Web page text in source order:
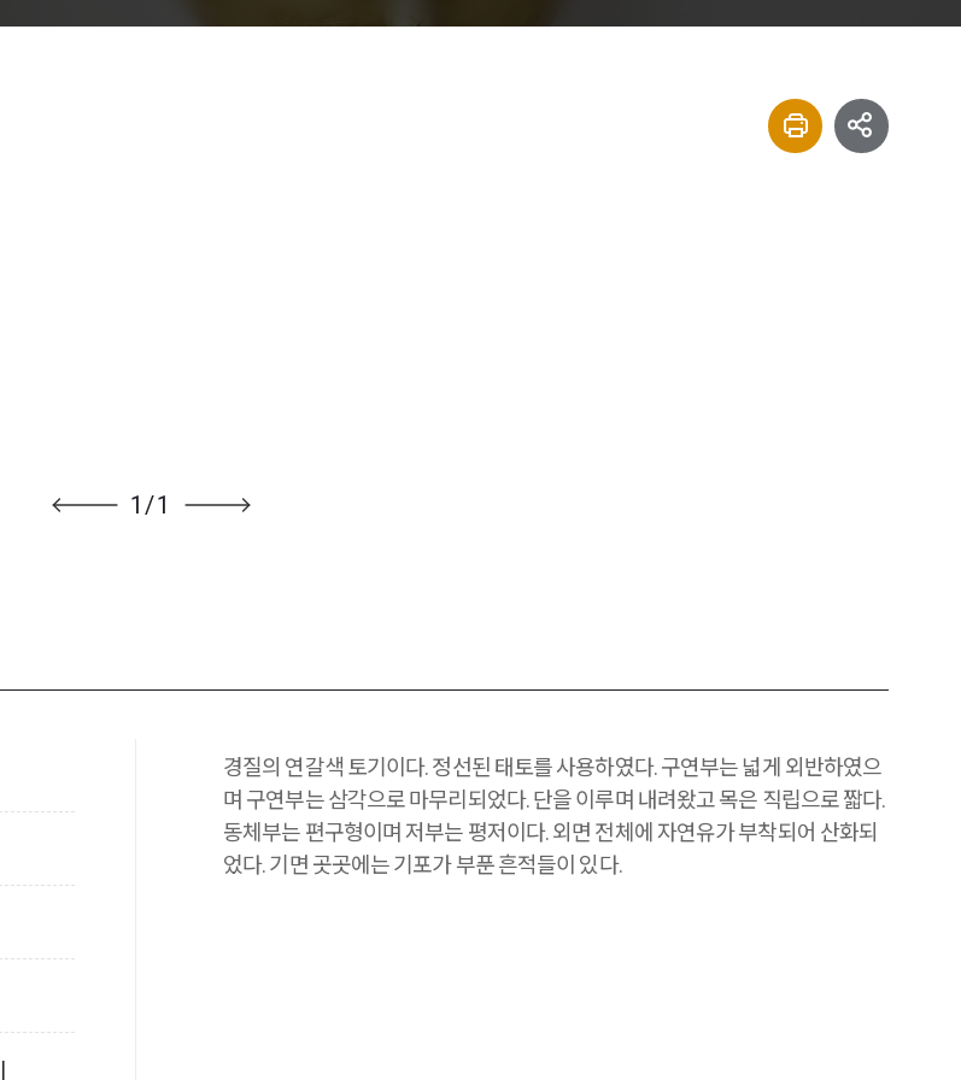
1/1
경질의 연갈색 토기이다. 정선된 태토를 사용하였다. 구연부는 넓게 외반하였으
며 구연부는 삼각으로 마무리되었다. 단을 이루며 내려왔고 목은 직립으로 짧다.
동체부는 편구형이며 저부는 평저이다. 외면 전체에 자연유가 부착되어 산화되
었다. 기면 곳곳에는 기포가 부푼 흔적들이 있다.